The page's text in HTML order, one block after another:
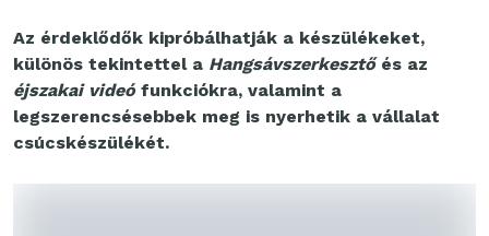
Az érdeklődők kipróbálhatják a készülékeket,
különös tekintettel a Hangsávszerkesztőés az
éjszakai videófunkciókra, valamint a
legszerencsésebbek meg is nyerhetik a vállalat
csúcskészülékét.